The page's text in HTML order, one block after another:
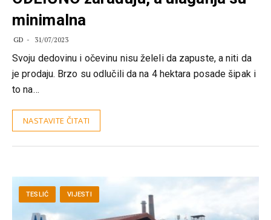
minimalna
GD 31/07/2023
Svoju dedovinu i očevinu nisu želeli da zapuste, a niti da
je prodaju. Brzo su odlučili da na 4 hektara posade šipak i
to na…
NASTAVITE ČITATI
TESLIĆ VIJESTI